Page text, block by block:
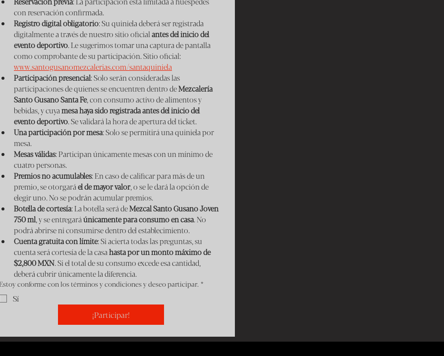
con reservación confirmada.
Registro digital obligatorio: Su quiniela deberá ser registrada
digitalmente a través de nuestro sitio oficial antes del inicio del
evento deportivo. Le sugerimos tomar una captura de pantalla
www.santogusanomezcalerias.com/santaquiniela
Participación presencial: Solo serán consideradas las
participaciones de quienes se encuentren dentro de Mezcalería
Santo Gusano Santa Fe, con consumo activo de alimentos y
bebidas, y cuya mesa haya sido registrada antes del inicio del
evento deportivo. Se validará la hora de apertura del ticket.
Una participación por mesa: Solo se permitirá una quiniela por
mesa.
Mesas válidas: Participan únicamente mesas con un mínimo de
cuatro personas.
Premios no acumulables: En caso de calificar para más de un
premio, se otorgará el de mayor valor, o se le dará la opción de
elegir uno. No se podrán acumular premios.
Botella de cortesía: La botella será de Mezcal Santo Gusano Joven
750 ml, y se entregará únicamente para consumo en casa. No
podrá abrirse ni consumirse dentro del establecimiento.
Cuenta gratuita con límite: Si acierta todas las preguntas, su
cuenta será cortesía de la casa hasta por un monto máximo de
$2,800 MXN. Si el total de su consumo excede esa cantidad,
deberá cubrir únicamente la diferencia.
conforme con los términos y condiciones y deseo participar. *
Sí
¡Participar!